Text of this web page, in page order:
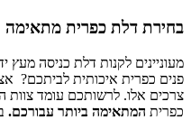
בחירת דלת כפרית מתאימה
פנים כפרית איכותית לביתכם?
צרכים אלו. לרשותכם עומד צוות
כפרית המתאימה ביותר עבורכם.